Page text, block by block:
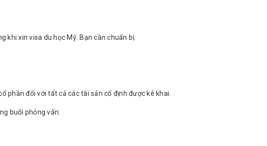
khi xin visa du học Mỹ. Bạn cần chuẩn bị:
phần đối với tất cả các tài sản cố định được kê khai.
buổi phỏng vấn.